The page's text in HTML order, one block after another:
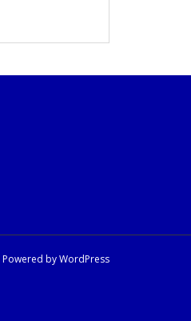
Powered byWordPress